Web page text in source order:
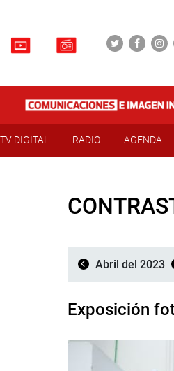
TV DIGITAL RADIO AGENDA
Abril del 2023
Exposición